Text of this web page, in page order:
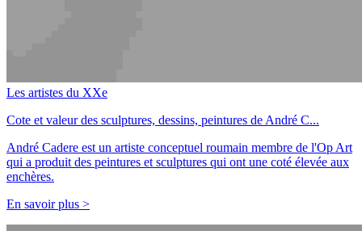
Les artistes du XXe
Cote et valeur des sculptures, dessins, peintures de André C...
André Cadere est un artiste conceptuel roumain membre de l'Op Art
qui a produit des peintures et sculptures qui ont une coté élevée aux
enchères.
En savoir plus >